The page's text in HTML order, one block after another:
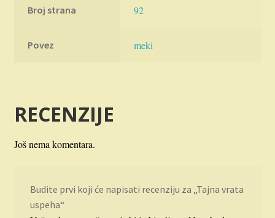
Broj strana 92
Povez meki
RECENZIJE
Još nema komentara.
Budite prvi koji će napisati recenziju za „Tajna vrata
uspeha“